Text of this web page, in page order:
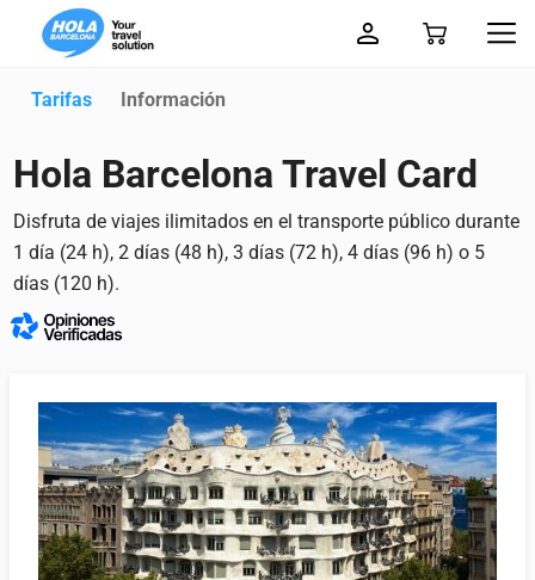
Tarifas Información
Hola Barcelona Travel Card
Disfruta de viajes ilimitados en el transporte público durante
1 día (24 h), 2 días (48 h), 3 días (72 h), 4 días (96 h) o 5
días (120 h).